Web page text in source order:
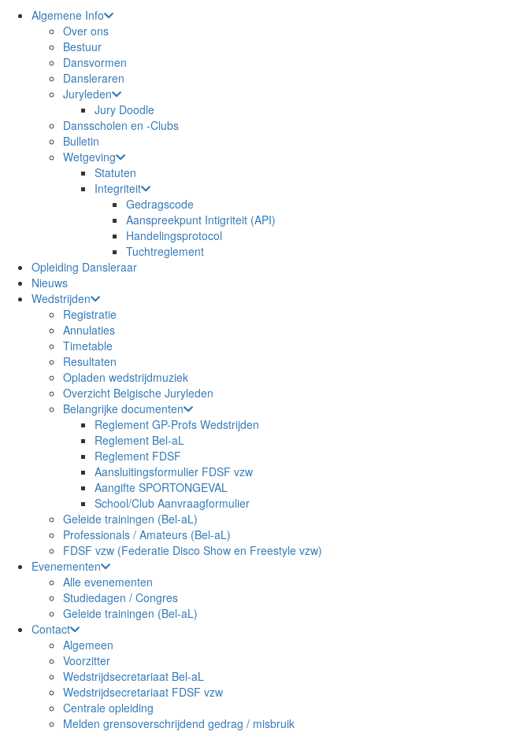
Algemene Info
Over ons
Bestuur
Dansvormen
Dansleraren
Juryleden
Jury Doodle
Dansscholen en -Clubs
Bulletin
Wetgeving
Statuten
Integriteit
Gedragscode
Aanspreekpunt Intigriteit (API)
Handelingsprotocol
Tuchtreglement
Opleiding Dansleraar
Nieuws
Wedstrijden
Registratie
Annulaties
Timetable
Resultaten
Opladen wedstrijdmuziek
Overzicht Belgische Juryleden
Belangrijke documenten
Reglement GP-Profs Wedstrijden
Reglement Bel-aL
Reglement FDSF
Aansluitingsformulier FDSF vzw
Aangifte SPORTONGEVAL
School/Club Aanvraagformulier
Geleide trainingen (Bel-aL)
Professionals / Amateurs (Bel-aL)
FDSF vzw (Federatie Disco Show en Freestyle vzw)
Evenementen
Alle evenementen
Studiedagen / Congres
Geleide trainingen (Bel-aL)
Contact
Algemeen
Voorzitter
Wedstrijdsecretariaat Bel-aL
Wedstrijdsecretariaat FDSF vzw
Centrale opleiding
Melden grensoverschrijdend gedrag / misbruik